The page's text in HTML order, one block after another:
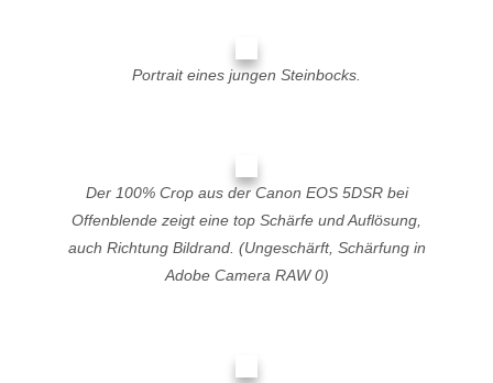
Portrait eines jungen Steinbocks.
Der 100% Crop aus der Canon EOS 5DSR bei
Offenblende zeigt eine top Schärfe und Auflösung,
auch Richtung Bildrand. (Ungeschärft, Schärfung in
Adobe Camera RAW 0)